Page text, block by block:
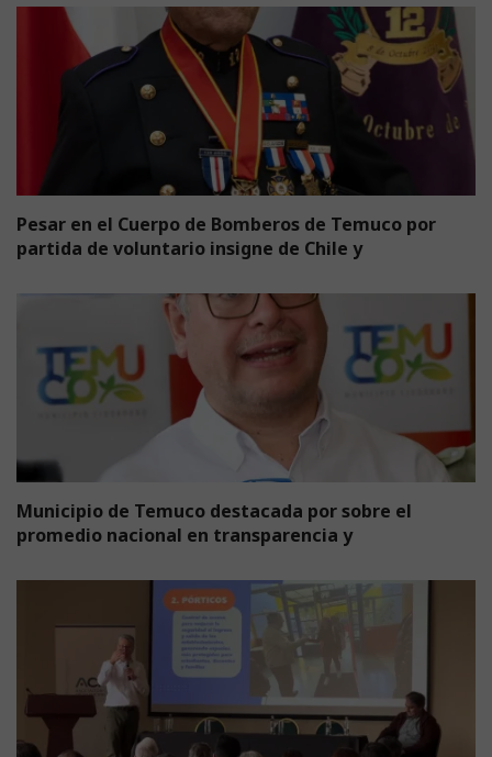
Pesar en el Cuerpo de Bomberos de Temuco por
partida de voluntario insigne de Chile y
Municipio de Temuco destacada por sobre el
promedio nacional en transparencia y